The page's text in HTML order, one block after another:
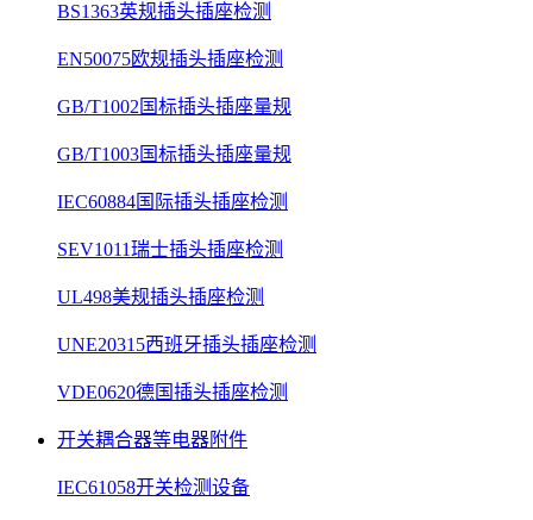
BS1363英规插头插座检测
EN50075欧规插头插座检测
GB/T1002国标插头插座量规
GB/T1003国标插头插座量规
IEC60884国际插头插座检测
SEV1011瑞士插头插座检测
UL498美规插头插座检测
UNE20315西班牙插头插座检测
VDE0620德国插头插座检测
开关耦合器等电器附件
IEC61058开关检测设备